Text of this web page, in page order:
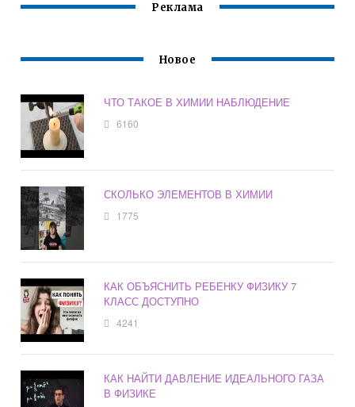
Реклама
Новое
ЧТО ТАКОЕ В ХИМИИ НАБЛЮДЕНИЕ
6160
СКОЛЬКО ЭЛЕМЕНТОВ В ХИМИИ
1775
КАК ОБЪЯСНИТЬ РЕБЕНКУ ФИЗИКУ 7
КЛАСС ДОСТУПНО
4241
КАК НАЙТИ ДАВЛЕНИЕ ИДЕАЛЬНОГО ГАЗА
В ФИЗИКЕ